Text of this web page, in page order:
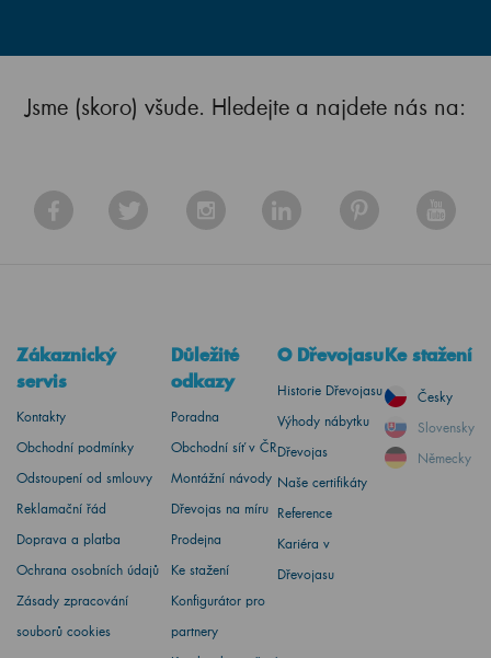
Jsme (skoro) všude. Hledejte a najdete nás na:
Zákaznický
servis
Kontakty
Obchodní podmínky
Odstoupení od smlouvy
Reklamační řád
Doprava a platba
Ochrana osobních údajů
Zásady zpracování
souborů cookies
Důležité
odkazy
Poradna
Obchodní síť v ČR
Montážní návody
Dřevojas na míru
Prodejna
Ke stažení
Konfigurátor pro
partnery
O Dřevojasu
Historie Dřevojasu
Výhody nábytku
Dřevojas
Naše certifikáty
Reference
Kariéra v
Dřevojasu
Ke stažení
Česky
Slovensky
Německy